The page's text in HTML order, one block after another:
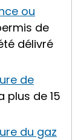
ou
de
délivré
de
plus de 15
du gaz